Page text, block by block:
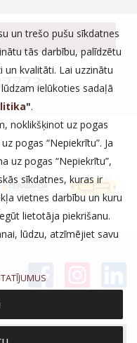
un trešo pušu sīkdatnes
tās darbību, palīdzētu
kvalitāti. Lai uzzinātu
ielūkoties sadaļā
".
noklikšķinot uz pogas
pogas “Nepiekrītu”. Ja
uz pogas “Nepiekrītu”,
sīkdatnes, kuras ir
vietnes darbību un kuru
lietotāja piekrišanu.
lūdzu, atzīmējiet savu